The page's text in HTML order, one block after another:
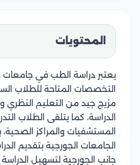
المحتويات
يعتبر دراسة الطب في
التخصصات المتاحة للطلاب
مزيج جيد من التعليم النظري
الدراسة، كما يتلقى الطلاب
المستشفيات والمراكز الصحية،
الجامعات الجورجية بتقديم
جانب الجورجية لتسهيل الدراسة